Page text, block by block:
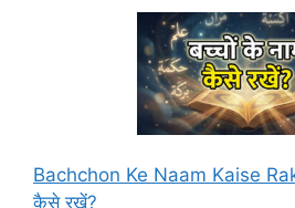
Bachchon Ke Naam Kaise
कैसे रखें?